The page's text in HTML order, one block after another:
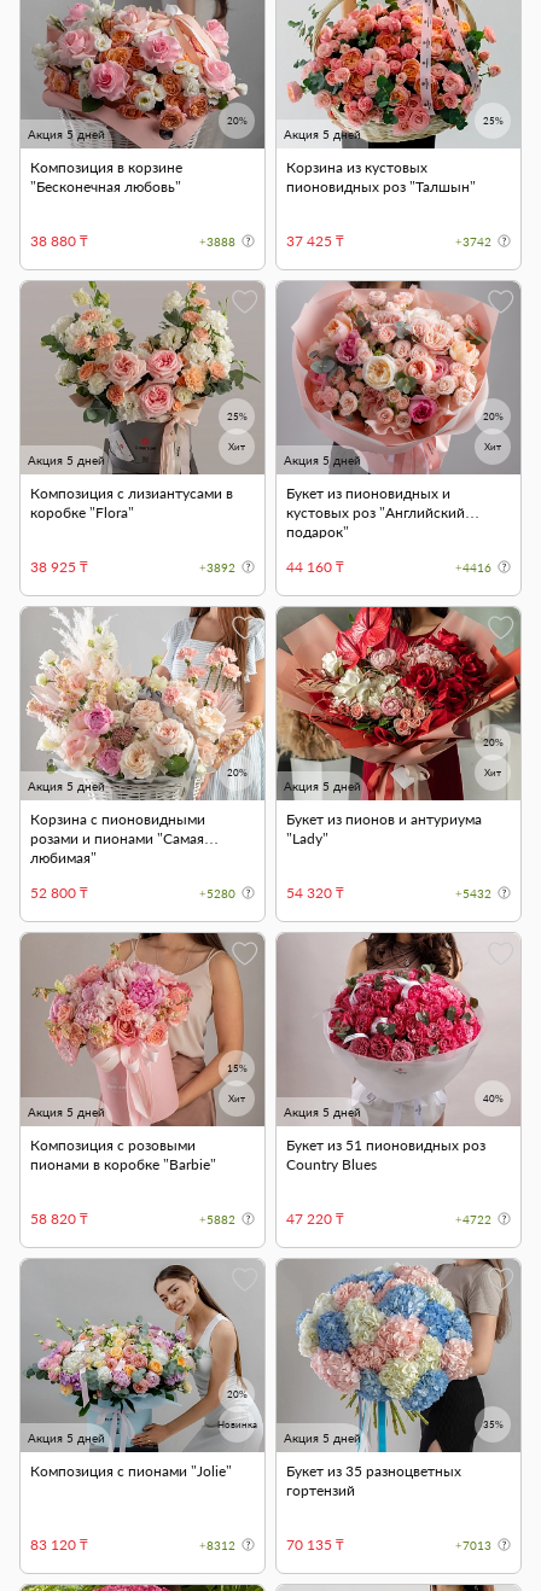
Акция 5 дней
20%
Композиция в корзине
"Бесконечная любовь"
38 880 ₸ +3888
Акция 5 дней
25%
Корзина из кустовых
пионовидных роз "Талшын"
37 425 ₸ +3742
Акция 5 дней
25%
Хит
Композиция с лизиантусами в
коробке "Flora"
38 925 ₸ +3892
Акция 5 дней
20%
Хит
Букет из пионовидных и
кустовых роз "Английский
подарок"
44 160 ₸
+4416
Акция 5 дней
20%
Корзина с пионовидными
розами и пионами "Самая
любимая"
52 800 ₸
+5280
Акция 5 дней
20%
Хит
Букет из пионов и антуриума
"Lady"
54 320 ₸ +5432
Акция 5 дней
15%
Хит
Композиция с розовыми
пионами в коробке "Barbie"
58 820 ₸ +5882
Акция 5 дней
40%
Букет из 51 пионовидных роз
Country Blues
47 220 ₸ +4722
Акция 5 дней
20%
Новинка
Композиция с пионами "Jolie"
83 120 ₸ +8312
Акция 5 дней
35%
Букет из 35 разноцветных
гортензий
70 135 ₸ +7013